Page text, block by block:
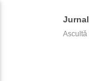
Ascultă